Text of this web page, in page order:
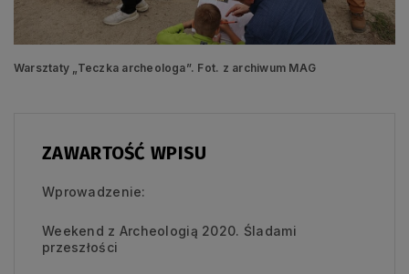
Warsztaty „Teczka archeologa”. Fot. z archiwum MAG
ZAWARTOŚĆ WPISU
Wprowadzenie:
Weekend z Archeologią 2020. Śladami
przeszłości